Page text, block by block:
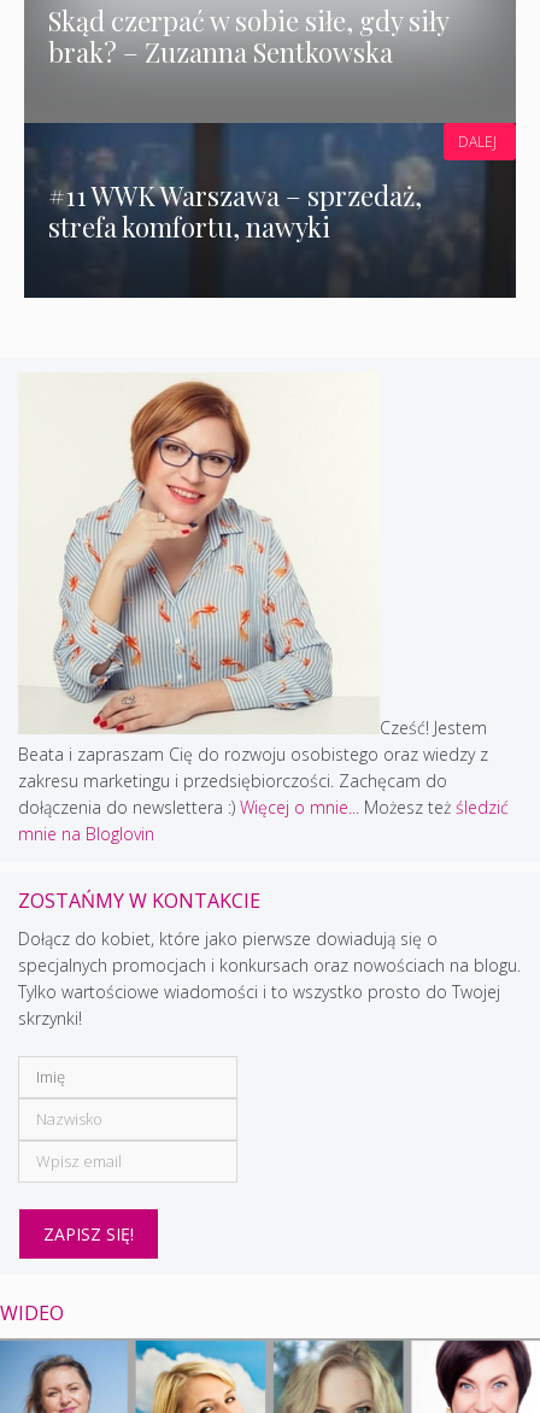
Skąd czerpać w sobie siłe, gdy siły
brak? – Zuzanna Sentkowska
#11 WWK Warszawa – sprzedaż,
strefa komfortu, nawyki
DALEJ
Cześć! Jestem
Beata i zapraszam Cię do rozwoju osobistego oraz wiedzy z
zakresu marketingu i przedsiębiorczości. Zachęcam do
dołączenia do newslettera :) Więcej o mnie... Możesz też śledzić
mnie na Bloglovin
ZOSTAŃMY W KONTAKCIE
Dołącz do kobiet, które jako pierwsze dowiadują się o
specjalnych promocjach i konkursach oraz nowościach na blogu.
Tylko wartościowe wiadomości i to wszystko prosto do Twojej
skrzynki!
WIDEO